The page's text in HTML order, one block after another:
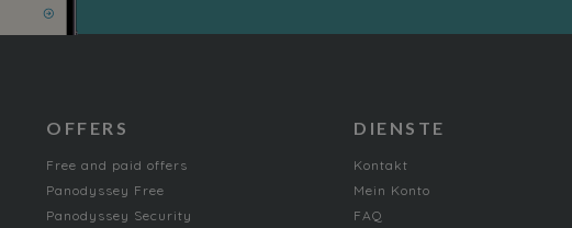
OFFERS
Free and paid offers
Panodyssey Free
Panodyssey Security
DIENSTE
Kontakt
Mein Konto
FAQ